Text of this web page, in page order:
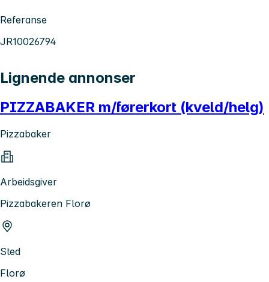
Referanse
JR10026794
Lignende annonser
PIZZABAKER m/førerkort (kveld/helg)
Pizzabaker
Arbeidsgiver
Pizzabakeren Florø
Sted
Florø